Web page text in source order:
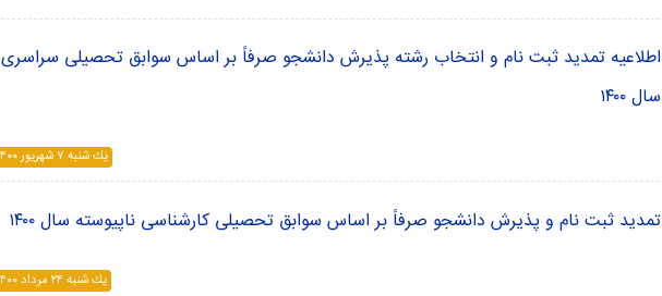
اطلاعیه تمدید ثبت نام و انتخاب رشته پذیرش دانشجو صرفاً بر اساس سوابق تحصیلی سراسری
سال ۱۴۰۰
يك شنبه ۷ شهريور ۱۴۰۰
تمدید ثبت نام و پذیرش دانشجو صرفاً بر اساس سوابق تحصیلی کارشناسی ناپیوسته سال ۱۴۰۰
يك شنبه ۲۴ مرداد ۱۴۰۰